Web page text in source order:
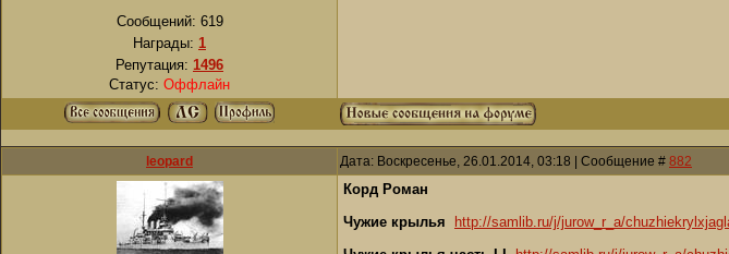
Сообщений: 619
Награды: 1
Репутация: 1496
Статус: Оффлайн
leopard Дата: Воскресенье, 26.01.2014, 03:18 | Сообщение # 882
Корд Роман
Чужие крылья
http://samlib.ru/j/jurow_r_a/